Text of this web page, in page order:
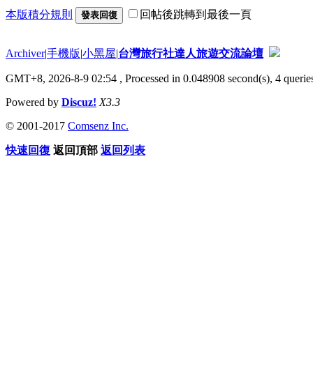
本版積分規則 發表回復 回帖後跳轉到最後一頁
Archiver|手機版|小黑屋|台灣旅行社達人旅遊交流論壇
GMT+8, 2026-8-9 02:54 , Processed in 0.048908 second(s), 4
Powered by Discuz! X3.3
© 2001-2017 Comsenz Inc.
快速回復 返回頂部 返回列表